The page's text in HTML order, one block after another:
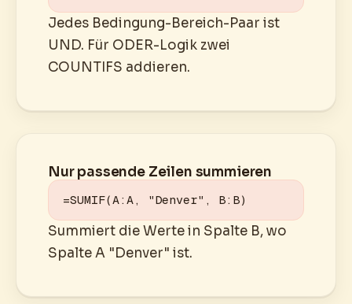
Jedes Bedingung-Bereich-Paar ist
UND. Für ODER-Logik zwei
COUNTIFS addieren.
Nur passende Zeilen summieren
=SUMIF(A:A, "Denver", B:B)
Summiert die Werte in Spalte B, wo
Spalte A "Denver" ist.